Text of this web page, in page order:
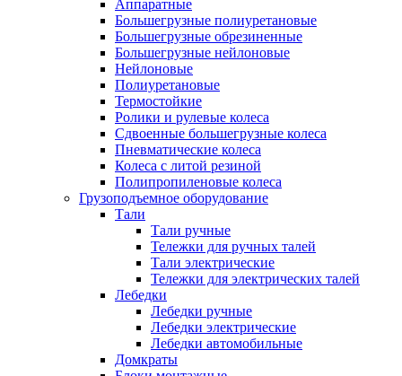
Аппаратные
Большегрузные полиуретановые
Большегрузные обрезиненные
Большегрузные нейлоновые
Нейлоновые
Полиуретановые
Термостойкие
Ролики и рулевые колеса
Сдвоенные большегрузные колеса
Пневматические колеса
Колеса с литой резиной
Полипропиленовые колеса
Грузоподъемное оборудование
Тали
Тали ручные
Тележки для ручных талей
Тали электрические
Тележки для электрических талей
Лебедки
Лебедки ручные
Лебедки электрические
Лебедки автомобильные
Домкраты